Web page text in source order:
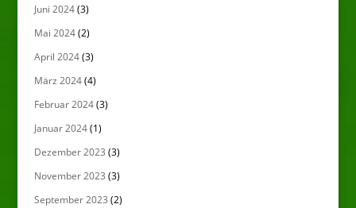
Juni 2024(3)
Mai 2024(2)
April 2024(3)
März 2024(4)
Februar 2024(3)
Januar 2024(1)
Dezember 2023 (3)
November 2023 (3)
September 2023 (2)